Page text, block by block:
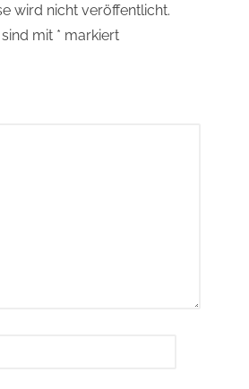
wird nicht veröffentlicht.
mit * markiert